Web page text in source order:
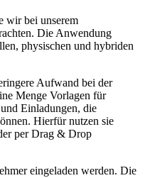
wir bei unserem
Die Anwendung
physischen und hybriden
Aufwand bei der
Menge Vorlagen für
Einladungen, die
Hierfür nutzen sie
per Drag & Drop
eingeladen werden. Die